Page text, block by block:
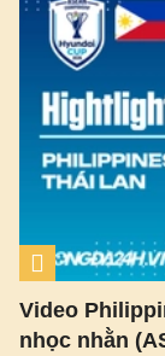
Video
nhọc nhằn